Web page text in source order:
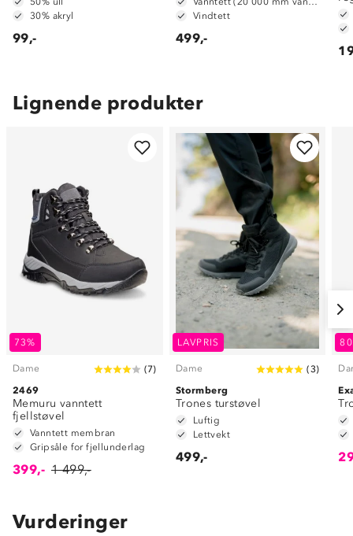
30% akryl
99,-
Vindtett
499,-
Lignende produkter
73%
Dame (7)
2469
Memuru vanntett
fjellstøvel
Vanntett membran
Gripsåle for fjellunderlag
399,- 1 499,-
LAVPRIS
Dame (3)
Stormberg
Trones turstøvel
Luftig
Lettvekt
499,-
Vurderinger